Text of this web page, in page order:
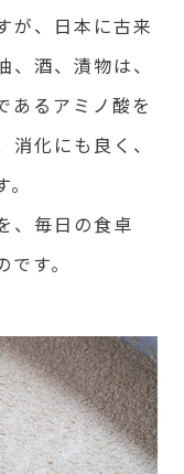
が、日本に古来
酒、漬物は、
あるアミノ酸を
化にも良く、
、毎日の食卓
す。